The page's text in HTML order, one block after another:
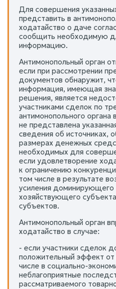
Для совершения
представить в
ходатайство о даче
сообщить необходимую
информацию.
Антимонопольный орган
если при рассмотрении
документов обнаружит,
информация, имеющая
решения, является
участниками сделок по
антимонопольного органа
не представлена
сведения об источниках,
размерах денежных
необходимых для
если удовлетворение
к ограничению
том числе в результате
усиления доминирующего
хозяйствующего
субъектов.
Антимонопольный орган
ходатайство в случае:
- если участники сделок
положительный эффект от
числе в социально-
неблагоприятные
рассматриваемого